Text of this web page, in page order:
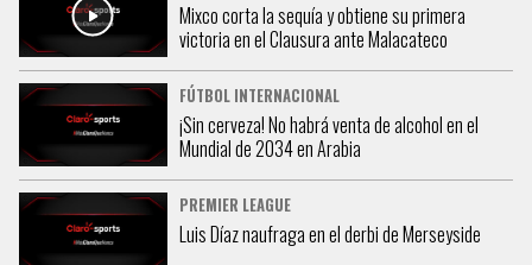
Mixco corta la sequía y obtiene su primera
victoria en el Clausura ante Malacateco
FÚTBOL INTERNACIONAL
¡Sin cerveza! No habrá venta de alcohol en el
Mundial de 2034 en Arabia
PREMIER LEAGUE
Luis Díaz naufraga en el derbi de Merseyside